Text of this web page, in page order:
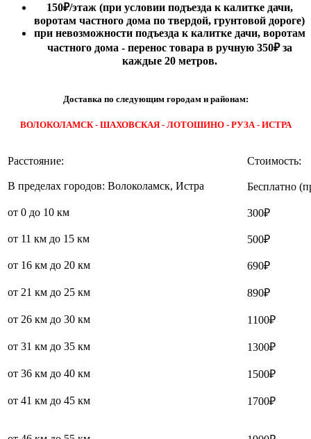
150₽/этаж(при условии подъезда к калитке дачи,
воротам частного дома по твердой, грунтовой дороге)
при невозможности подъезда к калитке дачи, воротам
частного дома - перенос товара в ручную 350₽ за
каждые 20 метров.
Доставка по следующим городам и районам:
ВОЛОКОЛАМСК - ШАХОВСКАЯ - ЛОТОШИНО - РУЗА - ИСТРА
Расстояние: Стоимость:
В пределах городов: Волоколамск, Истра Бесплатно
от 0 до 10 км 300₽
от 11 км до 15 км 500₽
от 16 км до 20 км 690₽
от 21 км до 25 км 890₽
от 26 км до 30 км 1100₽
от 31 км до 35 км 1300₽
от 36 км до 40 км 1500₽
от 41 км до 45 км 1700₽